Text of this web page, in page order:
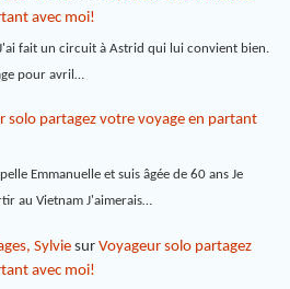
avec moi!
fait un circuit à Astrid qui lui convient bien.
pour avril…
solo partagez votre voyage en partant
Emmanuelle et suis âgée de 60 ans Je
au Vietnam J'aimerais…
Sylviesur Voyageur solo partagez
avec moi!